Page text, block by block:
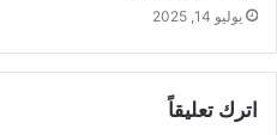
يوليو 14, 2025
اترك تعليقاً